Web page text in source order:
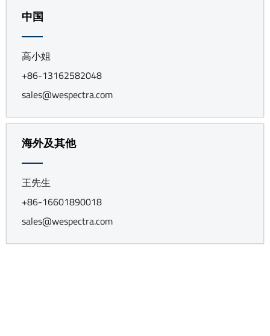
中国
高小姐
+86-13162582048
sales@wespectra.com
海外及其他
王先生
+86-16601890018
sales@wespectra.com